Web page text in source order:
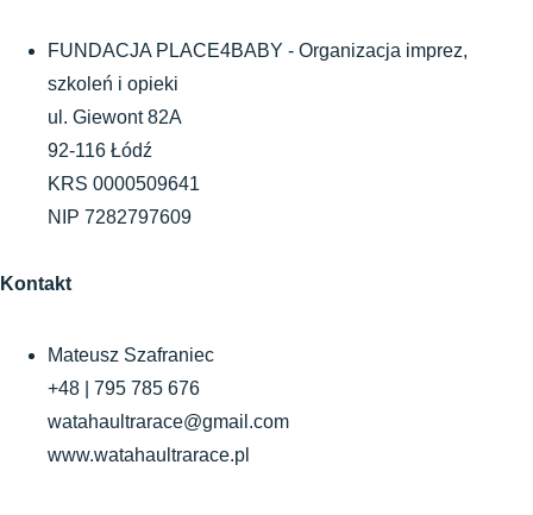
FUNDACJA PLACE4BABY - Organizacja imprez,
szkoleń i opieki
ul. Giewont 82A
92-116 Łódź
KRS 0000509641
NIP 7282797609
Kontakt
Mateusz Szafraniec
+48 | 795 785 676
watahaultrarace@gmail.com
www.watahaultrarace.pl